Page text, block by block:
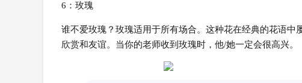
6：玫瑰
谁不爱玫瑰？玫瑰适用于所有场合。这种花在经典的花语中
欣赏和友谊。当你的老师收到玫瑰时，他/她一定会很高兴。